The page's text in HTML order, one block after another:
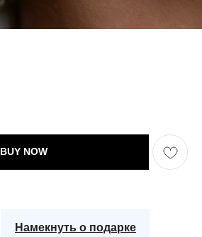
BUY NOW
Намекнуть о подарке